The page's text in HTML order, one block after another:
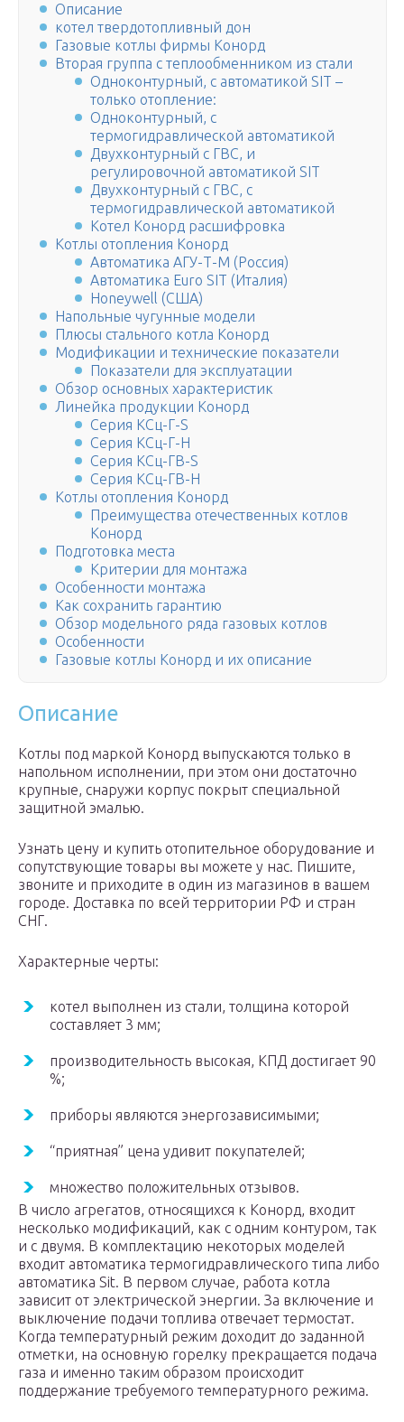
Описание
котел твердотопливный дон
Газовые котлы фирмы Конорд
Вторая группа с теплообменником из стали
Одноконтурный, с автоматикой SIT –
только отопление:
Одноконтурный, с
термогидравлической автоматикой
Двухконтурный с ГВС, и
регулировочной автоматикой SIT
Двухконтурный с ГВС, с
термогидравлической автоматикой
Котел Конорд расшифровка
Котлы отопления Конорд
Автоматика АГУ-Т-М (Россия)
Автоматика Euro SIT (Италия)
Honeywell (США)
Напольные чугунные модели
Плюсы стального котла Конорд
Модификации и технические показатели
Показатели для эксплуатации
Обзор основных характеристик
Линейка продукции Конорд
Серия КСц-Г-S
Серия КСц-Г-Н
Серия КСц-ГВ-S
Серия КСц-ГВ-Н
Котлы отопления Конорд
Преимущества отечественных котлов
Конорд
Подготовка места
Критерии для монтажа
Особенности монтажа
Как сохранить гарантию
Обзор модельного ряда газовых котлов
Особенности
Газовые котлы Конорд и их описание
Описание
Котлы под маркой Конорд выпускаются только в
напольном исполнении, при этом они достаточно
крупные, снаружи корпус покрыт специальной
защитной эмалью.
Узнать цену и купить отопительное оборудование и
сопутствующие товары вы можете у нас. Пишите,
звоните и приходите в один из магазинов в вашем
городе. Доставка по всей территории РФ и стран
СНГ.
Характерные черты:
котел выполнен из стали, толщина которой
составляет 3 мм;
производительность высокая, КПД достигает 90
%;
приборы являются энергозависимыми;
“приятная” цена удивит покупателей;
множество положительных отзывов.
В число агрегатов, относящихся к Конорд, входит
несколько модификаций, как с одним контуром, так
и с двумя. В комплектацию некоторых моделей
входит автоматика термогидравлического типа либо
автоматика Sit. В первом случае, работа котла
зависит от электрической энергии. За включение и
выключение подачи топлива отвечает термостат.
Когда температурный режим доходит до заданной
отметки, на основную горелку прекращается подача
газа и именно таким образом происходит
поддержание требуемого температурного режима.